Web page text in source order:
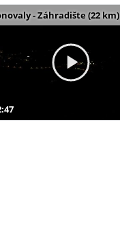
- Záhradište (22 km)